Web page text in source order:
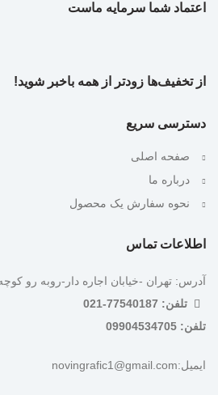
اعتماد شما سرمایه ماست
از تخفیف‌ها زودتر از همه باخبر شوید!
دسترسی سریع
صفحه اصلی
درباره ما
نحوه سفارش یک محصول
اطلاعات تماس
آدرس: تهران -خیابان اجاره دار-روبه رو کوچه 48 ام-شرکت نوین
تلفن: 77540187-021
تلفن: 09904534705
ایمیل:novingrafic1@gmail.com